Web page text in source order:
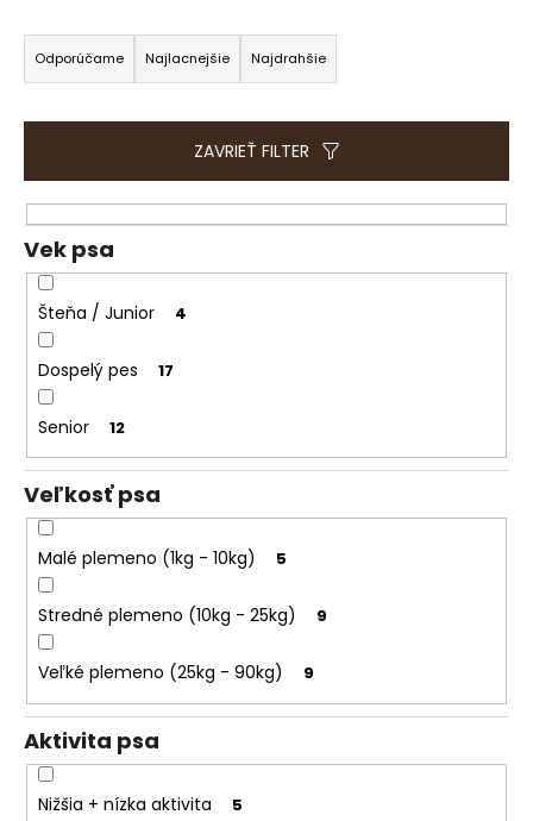
R
a
d
e
i
e
p
r
o
d
u
k
o
v
Odporúčame Najlacnejšie Najdrahšie
ZAVRIEŤ FILTER
Vek psa
Šteňa / Junior 4
Dospelý pes 17
Senior 12
Veľkosť psa
Malé plemeno (1kg - 10kg) 5
Stredné plemeno (10kg - 25kg) 9
Veľké plemeno (25kg - 90kg) 9
Aktivita psa
Nižšia + nízka aktivita 5
s
ť
?
O
d
p
o
ú
č
a
m